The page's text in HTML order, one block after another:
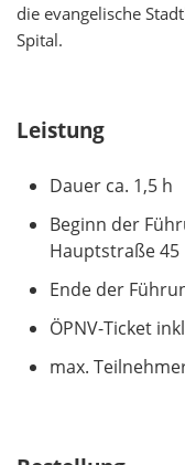
die evangelische
Spital.
Leistung
Dauer ca. 1,5 h
Beginn der
Hauptstraße 45
Ende der
ÖPNV-Ticket
max.